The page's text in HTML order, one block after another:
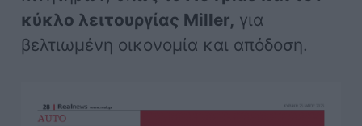
κύκλο λειτουργίας Miller, για
βελτιωμένη οικονομία και απόδοση.